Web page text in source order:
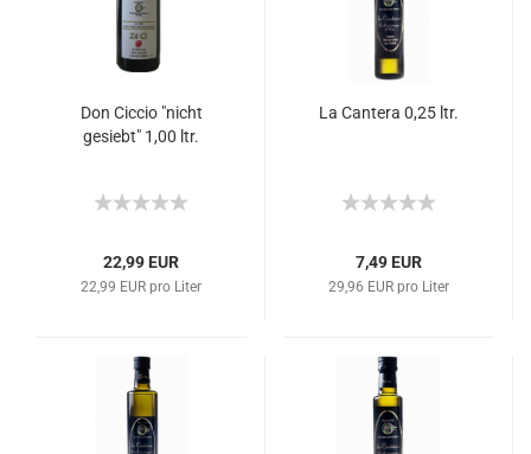
Don Ciccio "nicht
gesiebt" 1,00 ltr.
22,99 EUR
22,99 EUR pro Liter
La Cantera 0,25 ltr.
7,49 EUR
29,96 EUR pro Liter